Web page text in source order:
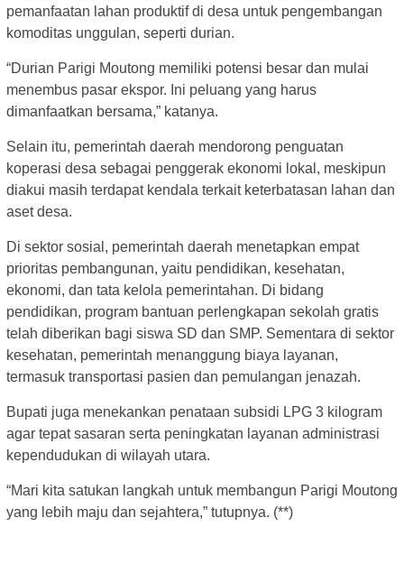
pemanfaatan lahan produktif di desa untuk pengembangan
komoditas unggulan, seperti durian.
“Durian Parigi Moutong memiliki potensi besar dan mulai
menembus pasar ekspor. Ini peluang yang harus
dimanfaatkan bersama,” katanya.
Selain itu, pemerintah daerah mendorong penguatan
koperasi desa sebagai penggerak ekonomi lokal, meskipun
diakui masih terdapat kendala terkait keterbatasan lahan dan
aset desa.
Di sektor sosial, pemerintah daerah menetapkan empat
prioritas pembangunan, yaitu pendidikan, kesehatan,
ekonomi, dan tata kelola pemerintahan. Di bidang
pendidikan, program bantuan perlengkapan sekolah gratis
telah diberikan bagi siswa SD dan SMP. Sementara di sektor
kesehatan, pemerintah menanggung biaya layanan,
termasuk transportasi pasien dan pemulangan jenazah.
Bupati juga menekankan penataan subsidi LPG 3 kilogram
agar tepat sasaran serta peningkatan layanan administrasi
kependudukan di wilayah utara.
“Mari kita satukan langkah untuk membangun Parigi Moutong
yang lebih maju dan sejahtera,” tutupnya. (**)